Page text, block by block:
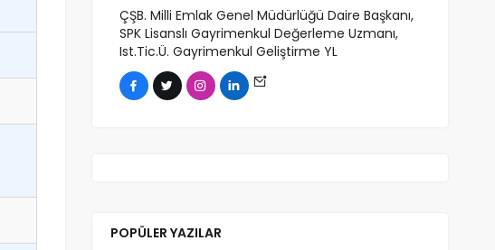
ÇŞB. Milli Emlak Genel Müdürlüğü Daire Başkanı,
SPK Lisanslı Gayrimenkul Değerleme Uzmanı,
Ist.Tic.Ü. Gayrimenkul Geliştirme YL
POPÜLER YAZILAR